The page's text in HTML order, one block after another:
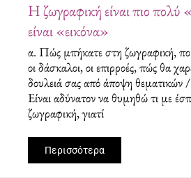
Η ζωγραφική είναι πιο πολύ
είναι «εικόνα»
α. Πώς μπήκατε στη ζωγραφική,
οι δάσκαλοι, οι επιρροές, πώς θα
δουλειά σας από άποψη θεματικών
Είναι αδύνατον να θυμηθώ τι με
ζωγραφική, γιατί
Περισσότερα